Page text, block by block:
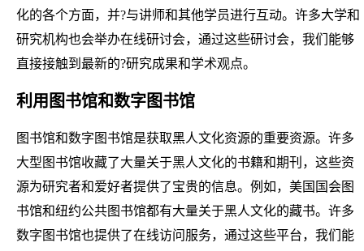
化的各个方面，并?与讲师和其他学员进行互动。许多大学和
研究机构也会举办在线研讨会，通过这些研讨会，我们能够
直接接触到最新的?研究成果和学术观点。
利用图书馆和数字图书馆
图书馆和数字图书馆是获取黑人文化资源的重要资源。许多
大型图书馆收藏了大量关于黑人文化的书籍和期刊，这些资
源为研究者和爱好者提供了宝贵的信息。例如，美国国会图
书馆和纽约公共图书馆都有大量关于黑人文化的藏书。许多
数字图书馆也提供了在线访问服务，通过这些平台，我们能